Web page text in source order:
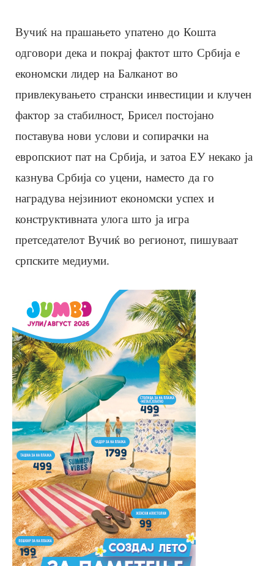
Вучиќ на прашањето упатено до Кошта
одговори дека и покрај фактот што Србија е
економски лидер на Балканот во
привлекувањето странски инвестиции и клучен
фактор за стабилност, Брисел постојано
поставува нови услови и сопирачки на
европскиот пат на Србија, и затоа ЕУ некако ја
казнува Србија со уцени, наместо да го
наградува нејзиниот економски успех и
конструктивната улога што ја игра
претседателот Вучиќ во регионот, пишуваат
српските медиуми.